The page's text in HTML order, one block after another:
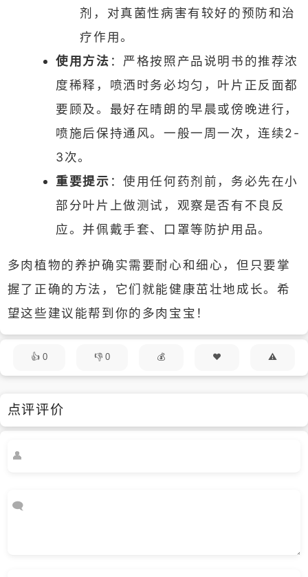
剂，对真菌性病害有较好的预防和治
疗作用。
使用方法 ：严格按照产品说明书的推荐浓
度稀释，喷洒时务必均匀，叶片正反面都
要顾及。最好在晴朗的早晨或傍晚进行，
喷施后保持通风。一般一周一次，连续2-
3次。
重要提示 ：使用任何药剂前，务必先在小
部分叶片上做测试，观察是否有不良反
应。并佩戴手套、口罩等防护用品。
多肉植物的养护确实需要耐心和细心，但只要掌
握了正确的方法，它们就能健康茁壮地成长。希
望这些建议能帮到你的多肉宝宝！
0 0
点评评价